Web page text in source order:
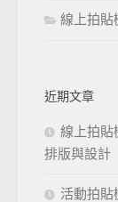
線上拍貼
近期文章
線上拍貼
排版與設計
活動拍貼